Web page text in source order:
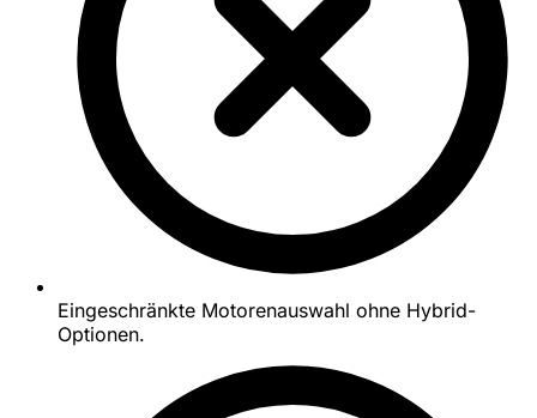
Eingeschränkte Motorenauswahl ohne Hybrid-
Optionen.